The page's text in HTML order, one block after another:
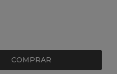
COMPRAR